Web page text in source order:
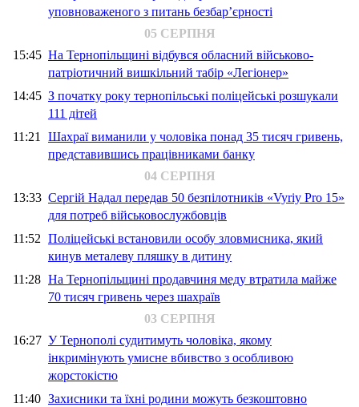
уповноваженого з питань безбар’єрності
05 СЕРПНЯ
15:45 На Тернопільщині відбувся обласний військово-
патріотичний вишкільний табір «Легіонер»
14:45 З початку року тернопільські поліцейські розшукали
111 дітей
11:21 Шахраї виманили у чоловіка понад 35 тисяч гривень,
представившись працівниками банку
04 СЕРПНЯ
13:33 Сергій Надал передав 50 безпілотників «Vyriy Pro 15»
для потреб військовослужбовців
11:52 Поліцейські встановили особу зловмисника, який
кинув металеву пляшку в дитину
11:28 На Тернопільщині продавчиня меду втратила майже
70 тисяч гривень через шахраїв
03 СЕРПНЯ
16:27 У Тернополі судитимуть чоловіка, якому
інкримінують умисне вбивство з особливою
жорстокістю
11:40 Захисники та їхні родини можуть безкоштовно